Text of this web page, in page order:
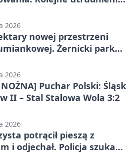
2026
nowej przestrzeni
Żernicki park
2026
Puchar Polski: Śląsk
II – Stal Stalowa Wola 3:2
2026
potrącił pieszą z
i odjechał. Policja szuka